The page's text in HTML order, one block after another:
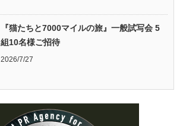
『猫たちと7000マイルの旅』一般試写会 5
組10名様ご招待
2026/7/27